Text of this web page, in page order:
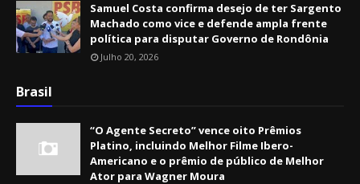
Samuel Costa confirma desejo de ter Sargento
Machado como vice e defende ampla frente
política para disputar Governo de Rondônia
Julho 20, 2026
Brasil
“O Agente Secreto” vence oito Prêmios
Platino, incluindo Melhor Filme Ibero-
Americano e o prêmio de público de Melhor
Ator para Wagner Moura